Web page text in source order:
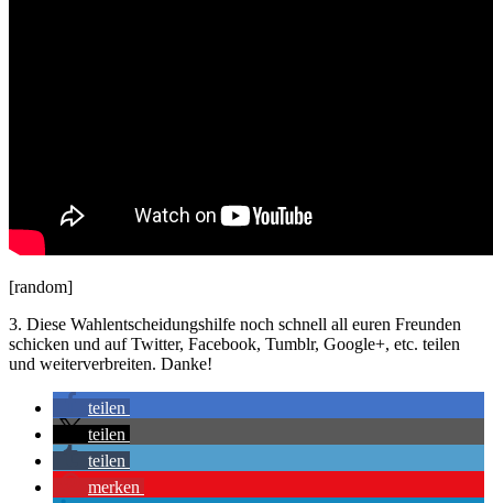
[random]
3. Diese Wahlentscheidungshilfe noch schnell all euren Freunden
schicken und auf Twitter, Facebook, Tumblr, Google+, etc. teilen
und weiterverbreiten. Danke!
teilen
teilen
teilen
merken